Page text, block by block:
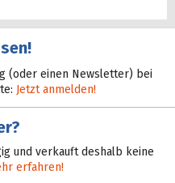
(oder einen Newsletter) bei
Jetzt anmelden!
und verkauft deshalb keine
erfahren!